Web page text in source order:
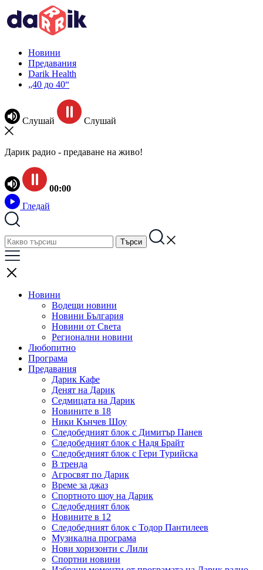
Новини
Предавания
Darik Health
„40 до 40“
Слушай Слушай
Дарик радио - предаване на живо!
00:00
Гледай
Новини
Водещи новини
Новини България
Новини от Света
Регионални новини
Любопитно
Програма
Предавания
Дарик Кафе
Денят на Дарик
Седмицата на Дарик
Новините в 18
Ники Кънчев Шоу
Следобедният блок с Димитър Панев
Следобедният блок с Надя Брайт
Следобедният блок с Гери Турийска
В тренда
Агросвят по Дарик
Време за джаз
Спортното шоу на Дарик
Следобедният блок
Новините в 12
Следобедният блок с Тодор Пантилеев
Музикална програма
Нови хоризонти с Лили
Спортни новини